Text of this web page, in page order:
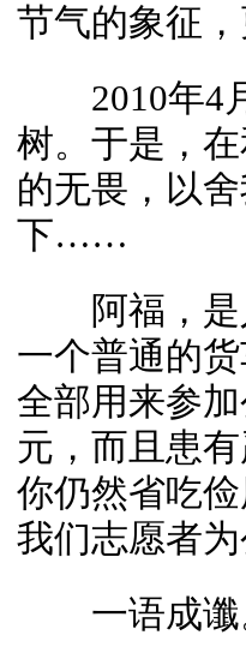
节气的象征
2010年4月
树。于是，
的无畏，以
下……
阿福，是人
一个普通的
全部用来参
元，而且患
你仍然省吃
我们志愿者
一语成谶